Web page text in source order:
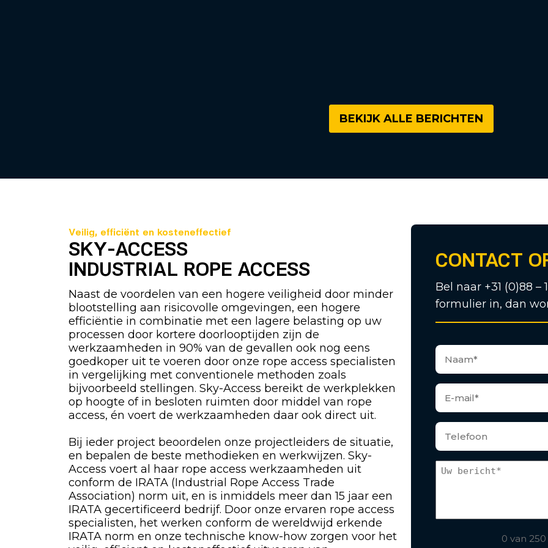
BEKIJK ALLE BERICHTEN
Veilig, efficiënt en kosteneffectief
SKY-ACCESS
INDUSTRIAL ROPE ACCESS
Naast de voordelen van een hogere veiligheid door minder
blootstelling aan risicovolle omgevingen, een hogere
efficiëntie in combinatie met een lagere belasting op uw
processen door kortere doorlooptijden zijn de
werkzaamheden in 90% van de gevallen ook nog eens
goedkoper uit te voeren door onze rope access specialisten
in vergelijking met conventionele methoden zoals
bijvoorbeeld stellingen. Sky-Access bereikt de werkplekken
op hoogte of in besloten ruimten door middel van rope
access, én voert de werkzaamheden daar ook direct uit.
Bij ieder project beoordelen onze projectleiders de situatie,
en bepalen de beste methodieken en werkwijzen. Sky-
Access voert al haar rope access werkzaamheden uit
conform de IRATA (Industrial Rope Access Trade
Association) norm uit, en is inmiddels meer dan 15 jaar een
IRATA gecertificeerd bedrijf. Door onze ervaren rope access
specialisten, het werken conform de wereldwijd erkende
IRATA norm en onze technische know-how zorgen voor het
CONTACT
Bel naar +31 (0)88
formulier in, dan
0 van